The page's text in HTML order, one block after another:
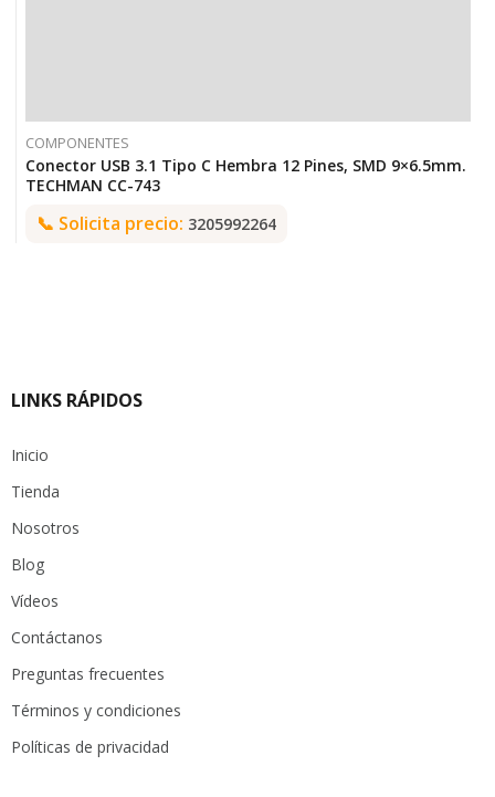
COMPONENTES
Conector USB 3.1 Tipo C Hembra 12 Pines, SMD 9×6.5mm.
TECHMAN CC-743
📞 Solicita precio: 3205992264
LINKS RÁPIDOS
Inicio
Tienda
Nosotros
Blog
Vídeos
Contáctanos
Preguntas frecuentes
Términos y condiciones
Políticas de privacidad